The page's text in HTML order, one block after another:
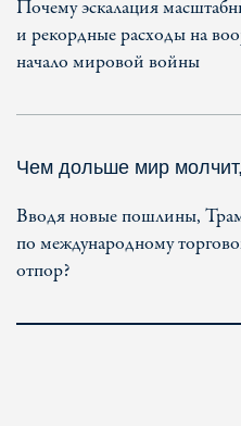
Почему эскалация
и рекордные расходы на
начало мировой войны
Чем дольше мир
Вводя новые пошлины,
по международному
отпор?